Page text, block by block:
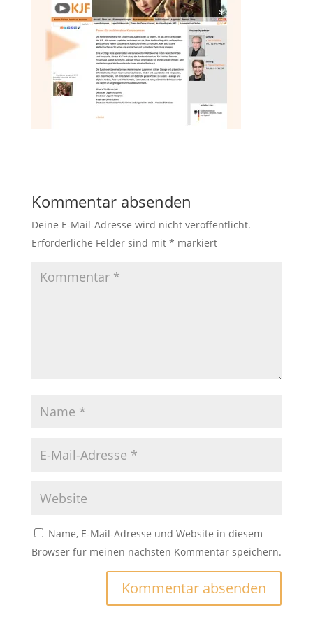
Kommentar absenden
Deine E-Mail-Adresse wird nicht veröffentlicht.
Erforderliche Felder sind mit * markiert
Name, E-Mail-Adresse und Website in diesem
Browser für meinen nächsten Kommentar speichern.